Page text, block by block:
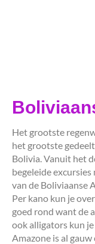
Het grootste
het grootste
Bolivia. Vanuit het
begeleide
van de Boliviaanse
Per kano kun je
goed rond want de
ook alligators kun
Amazone is al